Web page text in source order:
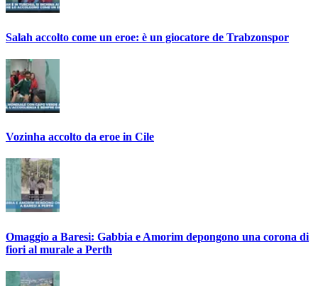
Salah accolto come un eroe: è un giocatore de Trabzonspor
Vozinha accolto da eroe in Cile
Omaggio a Baresi: Gabbia e Amorim depongono una corona di
fiori al murale a Perth